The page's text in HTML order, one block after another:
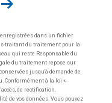
dans un fichier
traitant du traitement pour la
qui reste Responsable du
du traitement repose sur
jusqu'à demande de
Conformément à la loi «
de rectification,
de vos données. Vous pouvez